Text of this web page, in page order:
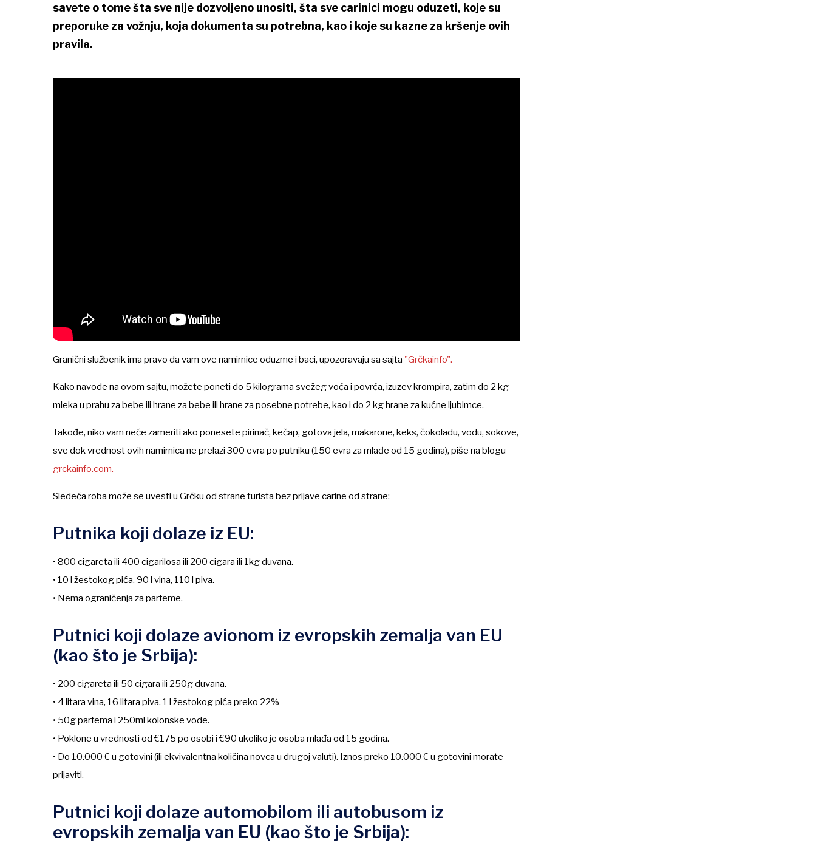
savete o tome šta sve nije dozvoljeno unositi, šta sve carinici mogu oduzeti, koje su
preporuke za vožnju, koja dokumenta su potrebna, kao i koje su kazne za kršenje ovih
pravila.
Granični službenik ima pravo da vam ove namirnice oduzme i baci, upozoravaju sa sajta "Grčkainfo".
Kako navode na ovom sajtu, možete poneti do 5 kilograma svežeg voća i povrća, izuzev krompira, zatim do 2 kg
mleka u prahu za bebe ili hrane za bebe ili hrane za posebne potrebe, kao i do 2 kg hrane za kućne ljubimce.
Takođe, niko vam neće zameriti ako ponesete pirinač, kečap, gotova jela, makarone, keks, čokoladu, vodu, sokove,
sve dok vrednost ovih namirnica ne prelazi 300 evra po putniku (150 evra za mlađe od 15 godina), piše na blogu
grckainfo.com.
Sledeća roba može se uvesti u Grčku od strane turista bez prijave carine od strane:
Putnika koji dolaze iz EU:
• 800 cigareta ili 400 cigarilosa ili 200 cigara ili 1kg duvana.
• 10 l žestokog pića, 90 l vina, 110 l piva.
• Nema ograničenja za parfeme.
Putnici koji dolaze avionom iz evropskih zemalja van EU
(kao što je Srbija):
• 200 cigareta ili 50 cigara ili 250g duvana.
• 4 litara vina, 16 litara piva, 1 l žestokog pića preko 22%
• 50g parfema i 250ml kolonske vode.
• Poklone u vrednosti od €175 po osobi i €90 ukoliko je osoba mlađa od 15 godina.
• Do 10.000 € u gotovini (ili ekvivalentna količina novca u drugoj valuti). Iznos preko 10.000 € u gotovini morate
prijaviti.
Putnici koji dolaze automobilom ili autobusom iz
evropskih zemalja van EU (kao što je Srbija):